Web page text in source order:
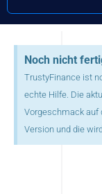
Noch nicht
TrustyFinance ist
echte Hilfe. Die
Vorgeschmack auf
Version und die